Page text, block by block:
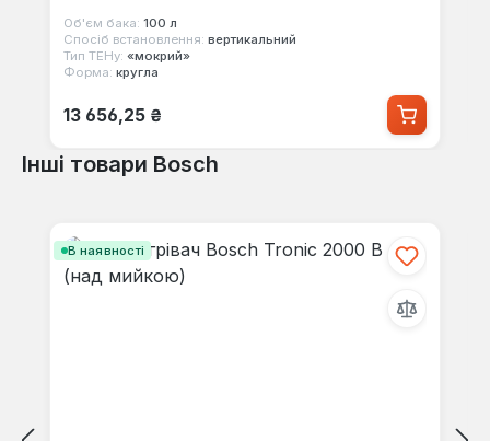
Об'єм бака: 100 л
Спосіб встановлення: вертикальний
Тип ТЕНу: «мокрий»
Форма: кругла
Звичайна ціна:
13 656,25 ₴
Інші товари Bosch
В наявності